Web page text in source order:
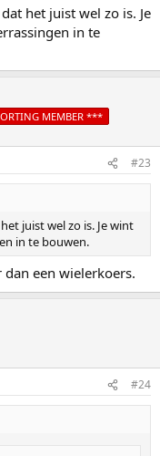
het was al te laat om
had ik voor de sprint
gebracht had....
het juist wel zo is. Je
in te
MEMBER ***
#23
juist wel zo is. Je wint
in te bouwen.
dan een wielerkoers.
#24